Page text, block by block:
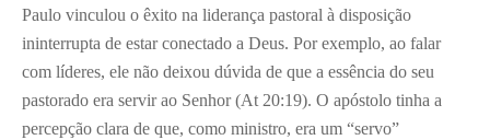
Paulo vinculou o êxito na liderança pastoral à disposição
ininterrupta de estar conectado a Deus. Por exemplo, ao falar
com líderes, ele não deixou dúvida de que a essência do seu
pastorado era servir ao Senhor (At 20:19). O apóstolo tinha a
percepção clara de que, como ministro, era um “servo”